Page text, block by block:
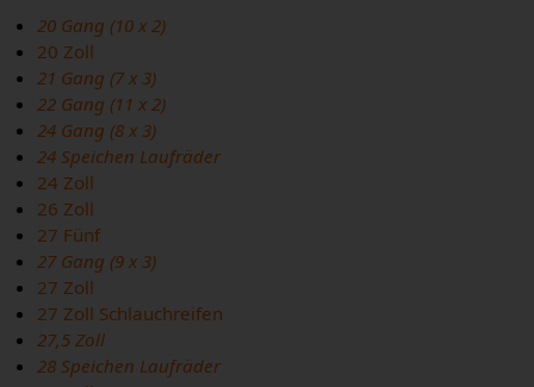
20 Gang (10 x 2)
20 Zoll
21 Gang (7 x 3)
22 Gang (11 x 2)
24 Gang (8 x 3)
24 Speichen Laufräder
24 Zoll
26 Zoll
27 Fünf
27 Gang (9 x 3)
27 Zoll
27 Zoll Schlauchreifen
27,5 Zoll
28 Speichen Laufräder